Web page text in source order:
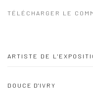
TÉLÉCHARGER LE
ARTISTE DE
DOUCE D'IVRY